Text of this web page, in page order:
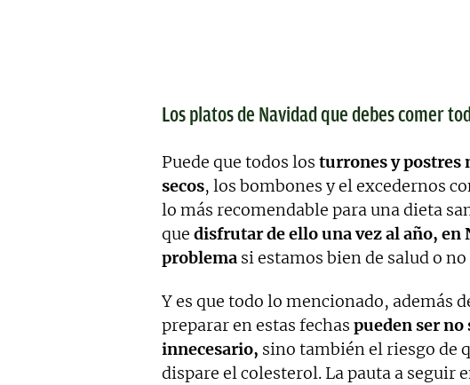
Los platos de Navidad que debes comer
Puede que todos los turrones y postres
secos, los bombones y el excedernos
lo más recomendable para una dieta
que disfrutar de ello una vez al año,
problema si estamos bien de salud o
Y es que todo lo mencionado, además
preparar en estas fechas pueden ser no
innecesario, sino también el riesgo de
dispare el colesterol. La pauta a seguir